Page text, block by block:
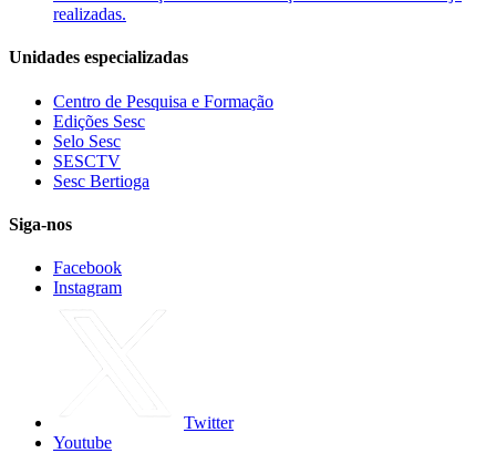
realizadas.
Unidades especializadas
Centro de Pesquisa e Formação
Edições Sesc
Selo Sesc
SESCTV
Sesc Bertioga
Siga-nos
Facebook
Instagram
Twitter
Youtube